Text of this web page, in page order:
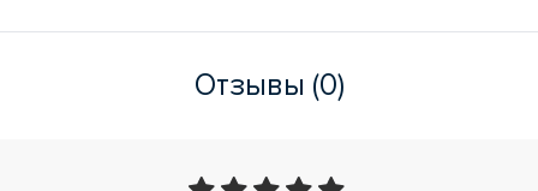
Отзывы (0)